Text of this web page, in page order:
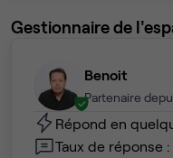
Gestionnaire de
Benoit
Partenaire
Répond en
Taux de réponse :